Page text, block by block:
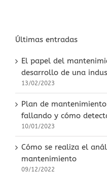
Últimas entradas
El papel del
desarrollo de una
13/02/2023
Plan de
fallando y cómo
10/01/2023
Cómo se realiza el
mantenimiento
09/12/2022